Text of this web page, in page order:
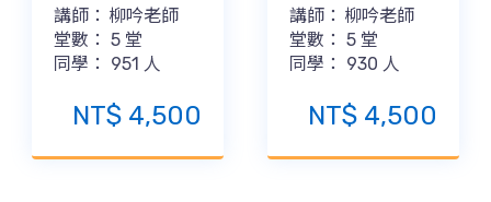
講師： 柳吟老師
堂數： 5 堂
同學：
951 人
NT$ 4,500
講師： 柳吟老師
堂數： 5 堂
同學：
930 人
NT$ 4,500